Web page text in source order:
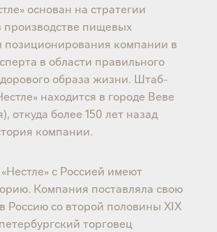
основан на стратегии
производстве пищевых
позиционирования компании в
в области правильного
образа жизни. Штаб-
находится в городе Веве
откуда более 150 лет назад
компании.
с Россией имеют
Компания поставляла свою
Россию со второй половины ХIX
торговец